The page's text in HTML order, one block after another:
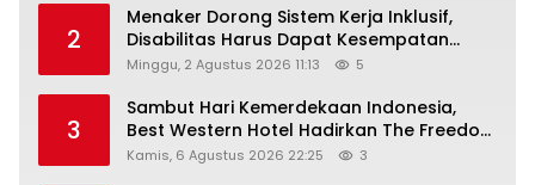
2
Menaker Dorong Sistem Kerja Inklusif,
Disabilitas Harus Dapat Kesempatan
Setara
Minggu, 2 Agustus 2026 11:13 5
3
Sambut Hari Kemerdekaan Indonesia,
Best Western Hotel Hadirkan The Freedom
Stay Diskon Hingga 45%
Kamis, 6 Agustus 2026 22:25 3